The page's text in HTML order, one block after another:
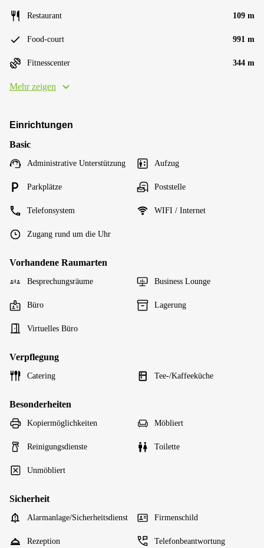
Restaurant 109 m
Food-court 991 m
Fitnesscenter 344 m
Mehr zeigen
Einrichtungen
Basic
Administrative Unterstützung Aufzug
Parkplätze Poststelle
Telefonsystem WIFI / Internet
Zugang rund um die Uhr
Vorhandene Raumarten
Besprechungsräume Business Lounge
Büro Lagerung
Virtuelles Büro
Verpflegung
Catering Tee-/Kaffeeküche
Besonderheiten
Kopiermöglichkeiten Möbliert
Reinigungsdienste Toilette
Unmöbliert
Sicherheit
Alarmanlage/Sicherheitsdienst Firmenschild
Rezeption Telefonbeantwortung